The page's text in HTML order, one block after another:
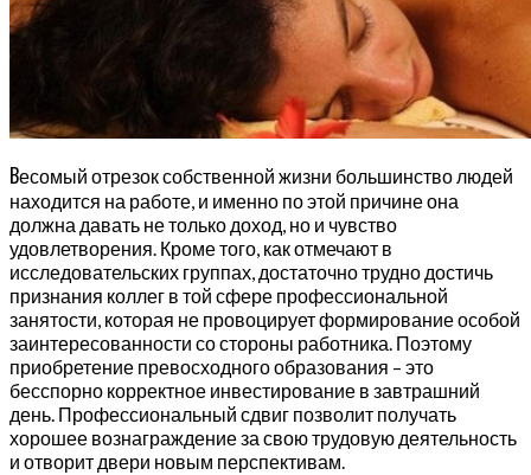
Весомый отрезок собственной жизни большинство людей
находится на работе, и именно по этой причине она
должна давать не только доход, но и чувство
удовлетворения. Кроме того, как отмечают в
исследовательских группах, достаточно трудно достичь
признания коллег в той сфере профессиональной
занятости, которая не провоцирует формирование особой
заинтересованности со стороны работника. Поэтому
приобретение превосходного образования – это
бесспорно корректное инвестирование в завтрашний
день. Профессиональный сдвиг позволит получать
хорошее вознаграждение за свою трудовую деятельность
и отворит двери новым перспективам.